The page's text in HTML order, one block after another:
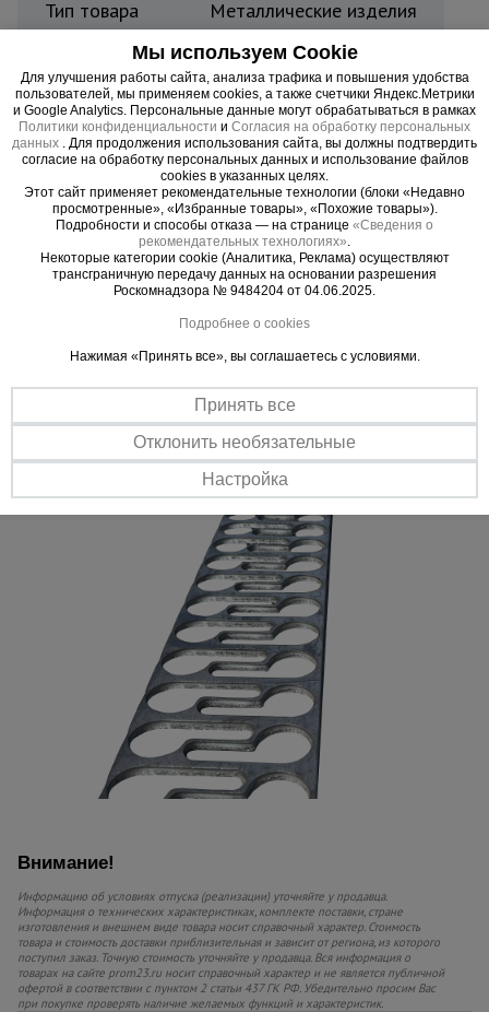
Тепловые
Металл и
металлообработка
Тип товара
Металлические изделия
Количество в упаковке
Материал
Сталь Ст. 45
Вес, кг
3,8
Страна производитель
Россия
Просечка с производства, полосы по 3 метра,
ширина 10 см, толщина 5 мм.Цена за 1 шт
Важные преимущества –
эффективная работа
Внимание!
Информацию об условиях отпуска (реализации) уточняйте у продавца.
Информация о технических характеристиках, комплекте поставки, стране
изготовления и внешнем виде товара носит справочный характер. Стоимость
товара и стоимость доставки приблизительная и зависит от региона, из которого
поступил заказ. Точную стоимость уточняйте у продавца. Вся информация о
товарах на сайте prom23.ru носит справочный характер и не является публичной
офертой в соответствии с пунктом 2 статьи 437 ГК РФ. Убедительно просим Вас
при покупке проверять наличие желаемых функций и характеристик.
Мы используем Cookie
Для улучшения работы сайта, анализа трафика и повышения удобства
пользователей, мы применяем cookies, а также счетчики Яндекс.Метрики
и Google Analytics. Персональные данные могут обрабатываться в рамках
Политики конфиденциальности и Согласия на обработку персональных
данных . Для продолжения использования сайта, вы должны подтвердить
согласие на обработку персональных данных и использование файлов
cookies в указанных целях.
Этот сайт применяет рекомендательные технологии (блоки «Недавно
просмотренные», «Избранные товары», «Похожие товары»).
Подробности и способы отказа — на странице «Сведения о
рекомендательных технологиях».
Некоторые категории cookie (Аналитика, Реклама) осуществляют
трансграничную передачу данных на основании разрешения
Роскомнадзора № 9484204 от 04.06.2025.
Подробнее о cookies
Нажимая «Принять все», вы соглашаетесь с условиями.
Принять все
Отклонить необязательные
Настройка